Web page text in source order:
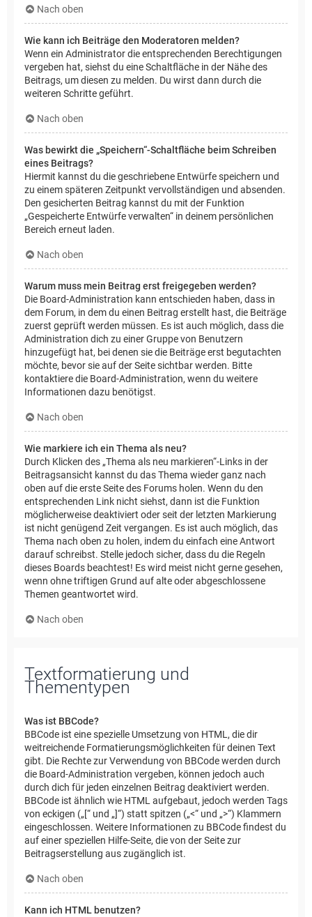
Nach oben
Wie kann ich Beiträge den Moderatoren melden?
Wenn ein Administrator die entsprechenden Berechtigungen
vergeben hat, siehst du eine Schaltfläche in der Nähe des
Beitrags, um diesen zu melden. Du wirst dann durch die
weiteren Schritte geführt.
Nach oben
Was bewirkt die „Speichern“-Schaltfläche beim Schreiben
eines Beitrags?
Hiermit kannst du die geschriebene Entwürfe speichern und
zu einem späteren Zeitpunkt vervollständigen und absenden.
Den gesicherten Beitrag kannst du mit der Funktion
„Gespeicherte Entwürfe verwalten“ in deinem persönlichen
Bereich erneut laden.
Nach oben
Warum muss mein Beitrag erst freigegeben werden?
Die Board-Administration kann entschieden haben, dass in
dem Forum, in dem du einen Beitrag erstellt hast, die Beiträge
zuerst geprüft werden müssen. Es ist auch möglich, dass die
Administration dich zu einer Gruppe von Benutzern
hinzugefügt hat, bei denen sie die Beiträge erst begutachten
möchte, bevor sie auf der Seite sichtbar werden. Bitte
kontaktiere die Board-Administration, wenn du weitere
Informationen dazu benötigst.
Nach oben
Wie markiere ich ein Thema als neu?
Durch Klicken des „Thema als neu markieren“-Links in der
Beitragsansicht kannst du das Thema wieder ganz nach
oben auf die erste Seite des Forums holen. Wenn du den
entsprechenden Link nicht siehst, dann ist die Funktion
möglicherweise deaktiviert oder seit der letzten Markierung
ist nicht genügend Zeit vergangen. Es ist auch möglich, das
Thema nach oben zu holen, indem du einfach eine Antwort
darauf schreibst. Stelle jedoch sicher, dass du die Regeln
dieses Boards beachtest! Es wird meist nicht gerne gesehen,
wenn ohne triftigen Grund auf alte oder abgeschlossene
Themen geantwortet wird.
Nach oben
Textformatierung und
Thementypen
Was ist BBCode?
BBCode ist eine spezielle Umsetzung von HTML, die dir
weitreichende Formatierungsmöglichkeiten für deinen Text
gibt. Die Rechte zur Verwendung von BBCode werden durch
die Board-Administration vergeben, können jedoch auch
durch dich für jeden einzelnen Beitrag deaktiviert werden.
BBCode ist ähnlich wie HTML aufgebaut, jedoch werden Tags
von eckigen („[“ und „]“) statt spitzen („<“ und „>“) Klammern
eingeschlossen. Weitere Informationen zu BBCode findest du
auf einer speziellen Hilfe-Seite, die von der Seite zur
Beitragserstellung aus zugänglich ist.
Nach oben
Kann ich HTML benutzen?